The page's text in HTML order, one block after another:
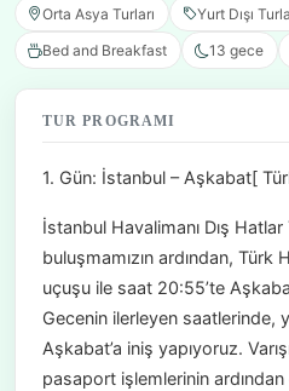
Orta Asya Turları Yurt Dışı
Bed and Breakfast 13 gece
TUR PROGRAMI
1. Gün: İstanbul – Aşkabat[
İstanbul Havalimanı Dış Hatlar
buluşmamızın ardından, Türk
uçuşu ile saat 20:55’te
Gecenin ilerleyen saatlerinde,
Aşkabat’a iniş yapıyoruz.
pasaport işlemlerinin